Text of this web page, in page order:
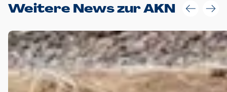
Weitere News zur AKN